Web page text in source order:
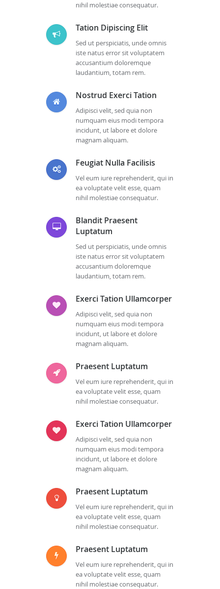
nihil molestiae consequatur.
Tation Dipiscing Elit
Sed ut perspiciatis, unde omnis
iste natus error sit voluptatem
accusantium doloremque
laudantium, totam rem.
Nostrud Exerci Tation
Adipisci velit, sed quia non
numquam eius modi tempora
incidunt, ut labore et dolore
magnam aliquam.
Feugiat Nulla Facilisis
Vel eum iure reprehenderit, qui in
ea voluptate velit esse, quam
nihil molestiae consequatur.
Blandit Praesent
Luptatum
Sed ut perspiciatis, unde omnis
iste natus error sit voluptatem
accusantium doloremque
laudantium, totam rem.
Exerci Tation Ullamcorper
Adipisci velit, sed quia non
numquam eius modi tempora
incidunt, ut labore et dolore
magnam aliquam.
Praesent Luptatum
Vel eum iure reprehenderit, qui in
ea voluptate velit esse, quam
nihil molestiae consequatur.
Exerci Tation Ullamcorper
Adipisci velit, sed quia non
numquam eius modi tempora
incidunt, ut labore et dolore
magnam aliquam.
Praesent Luptatum
Vel eum iure reprehenderit, qui in
ea voluptate velit esse, quam
nihil molestiae consequatur.
Praesent Luptatum
Vel eum iure reprehenderit, qui in
ea voluptate velit esse, quam
nihil molestiae consequatur.